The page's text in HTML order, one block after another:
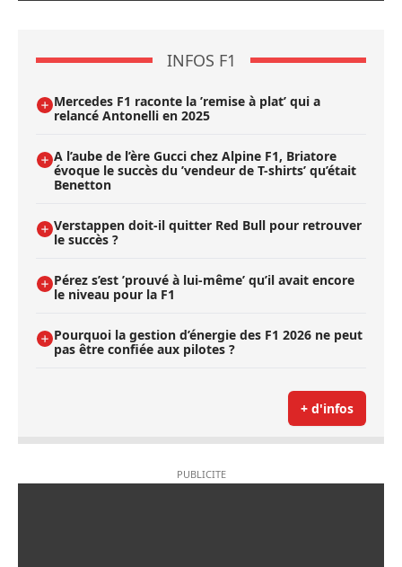
INFOS F1
Mercedes F1 raconte la ’remise à plat’ qui a
relancé Antonelli en 2025
A l’aube de l’ère Gucci chez Alpine F1, Briatore
évoque le succès du ’vendeur de T-shirts’ qu’était
Benetton
Verstappen doit-il quitter Red Bull pour retrouver
le succès ?
Pérez s’est ’prouvé à lui-même’ qu’il avait encore
le niveau pour la F1
Pourquoi la gestion d’énergie des F1 2026 ne peut
pas être confiée aux pilotes ?
+ d'infos